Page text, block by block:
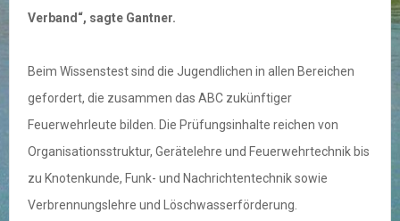
Verband“, sagte Gantner.
Beim Wissenstest sind die Jugendlichen in allen Bereichen
gefordert, die zusammen das ABC zukünftiger
Feuerwehrleute bilden. Die Prüfungsinhalte reichen von
Organisationsstruktur, Gerätelehre und Feuerwehrtechnik bis
zu Knotenkunde, Funk- und Nachrichtentechnik sowie
Verbrennungslehre und Löschwasserförderung.